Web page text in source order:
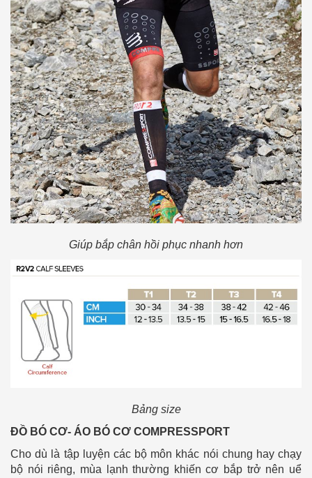
Giúp bắp chân hồi phục nhanh hơn
Bảng size
ĐỒ BÓ CƠ- ÁO BÓ CƠ COMPRESSPORT
Cho dù là tập luyện các bộ môn khác nói chung hay chạy
bộ nói riêng, mùa lạnh thường khiến cơ bắp trở nên uể